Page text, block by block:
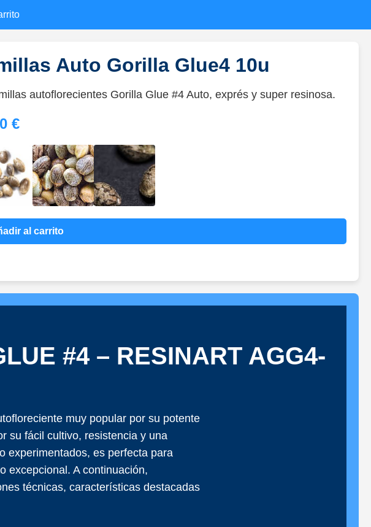
Auto Gorilla Glue4 10u
autoflorecientes Gorilla Glue #4 Auto, exprés y super resinosa.
€
al carrito
#4 – RESINART AGG4-
muy popular por su potente
su fácil cultivo, resistencia y una
experimentados, es perfecta para
excepcional. A continuación,
técnicas, características destacadas